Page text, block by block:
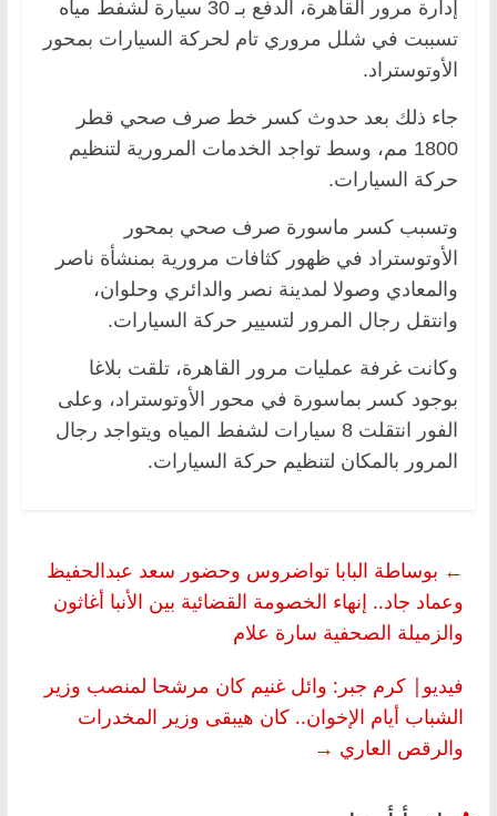
إدارة مرور القاهرة، الدفع بـ 30 سيارة لشفط مياه
تسببت في شلل مروري تام لحركة السيارات بمحور
الأوتوستراد.
جاء ذلك بعد حدوث كسر خط صرف صحي قطر
1800 مم، وسط تواجد الخدمات المرورية لتنظيم
حركة السيارات.
وتسبب كسر ماسورة صرف صحي بمحور
الأوتوستراد في ظهور كثافات مرورية بمنشأة ناصر
والمعادي وصولا لمدينة نصر والدائري وحلوان،
وانتقل رجال المرور لتسيير حركة السيارات.
وكانت غرفة عمليات مرور القاهرة، تلقت بلاغا
بوجود كسر بماسورة في محور الأوتوستراد، وعلى
الفور انتقلت 8 سيارات لشفط المياه ويتواجد رجال
المرور بالمكان لتنظيم حركة السيارات.
← بوساطة البابا تواضروس وحضور سعد عبدالحفيظ
وعماد جاد.. إنهاء الخصومة القضائية بين الأنبا أغاثون
والزميلة الصحفية سارة علام
فيديو| كرم جبر: وائل غنيم كان مرشحا لمنصب وزير
الشباب أيام الإخوان.. كان هيبقى وزير المخدرات
والرقص العاري →